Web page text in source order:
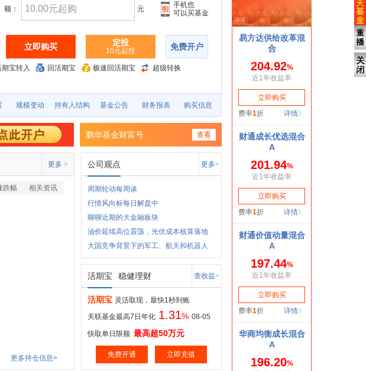
额： 元
手机也
可以买基金
立即购买 定投
10元起投 免费开户
期宝转入 回活期宝 极速回活期宝 超级转换
规模变动 持有人结构 基金公告 财务报表 购买信息
鹏华基金财富号 查看
更多 >
跌幅
相关资讯
更多持仓信息>
公司观点 更多>
周期轮动每周谈
行情风向标每日解盘中
聊聊近期的大金融板块
油价延续高位震荡，光伏成本核算落地
大国竞争背景下的军工、航天和机器人
活期宝 稳健理财 查收益>
活期宝 灵活取现，最快1秒到账
关联基金最高7日年化 1.31% 08-05
快取单日限额 最高超50万元
免费开通 立即充值